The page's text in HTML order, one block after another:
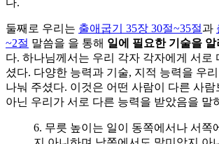
둘째로 우리는 출애굽기 35장 30절~35절과
~2절 말씀을 을 통해 일에 필요한 기술을 알
다. 하나님께서는 우리 각자 각자에게 서로
셨다. 다양한 능력과 기술, 지적 능력을 우
나눠 주셨다. 이것은 어떤 사람이 다른 사람
아닌 우리가 서로 다른 능력을 받았음을 말
6. 무릇 높이는 일이 동쪽에서나 서쪽